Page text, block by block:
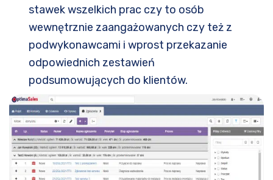
stawek wszelkich prac czy to osób
wewnętrznie zaangażowanych czy też z
podwykonawcami i wprost przekazanie
odpowiednich zestawień
podsumowujących do klientów.